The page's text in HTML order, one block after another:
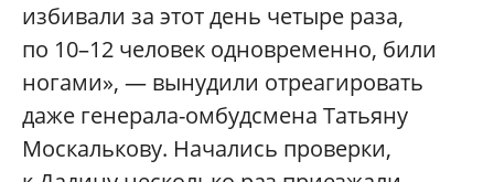
избивали за этот день четыре раза,
по 10–12 человек одновременно, били
ногами», — вынудили отреагировать
даже генерала-омбудсмена Татьяну
Москалькову. Начались проверки,